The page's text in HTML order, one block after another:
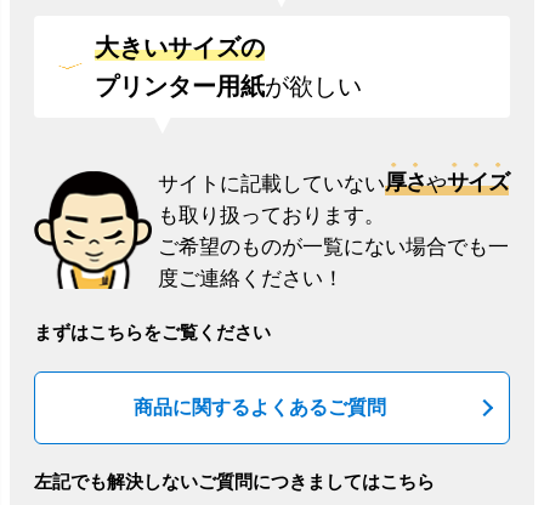
大きいサイズの
プリンター用紙が欲しい
サイトに記載していない厚さやサイズ
も取り扱っております。
ご希望のものが一覧にない場合でも一
度ご連絡ください！
まずはこちらをご覧ください
商品に関するよくあるご質問
左記でも解決しないご質問につきましてはこちら